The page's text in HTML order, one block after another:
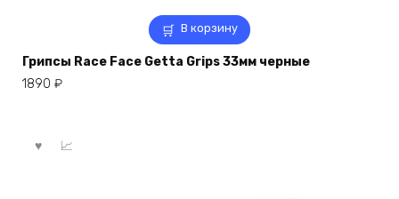
В корзину
Грипсы Race Face Getta Grips 33мм черные
1890 ₽